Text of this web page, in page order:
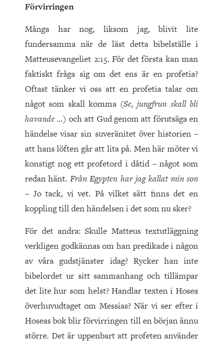
Förvirringen
Många har nog, liksom jag, blivit lite
fundersamma när de läst detta bibelställe i
Matteusevangeliet 2:15. För det första kan man
faktiskt fråga sig om det ens är en profetia?
Oftast tänker vi oss att en profetia talar om
något som skall komma (Se, jungfrun skall bli
havande …) och att Gud genom att förutsäga en
händelse visar sin suveränitet över historien –
att hans löften går att lita på. Men här möter vi
konstigt nog ett profetord i dåtid – något som
redan hänt. Från Egypten har jag kallat min son
– Jo tack, vi vet. På vilket sätt finns det en
koppling till den händelsen i det som nu sker?
För det andra: Skulle Matteus textutläggning
verkligen godkännas om han predikade i någon
av våra gudstjänster idag? Rycker han inte
bibelordet ur sitt sammanhang och tillämpar
det lite hur som helst? Handlar texten i Hosea
överhuvudtaget om Messias? När vi ser efter i
Hoseas bok blir förvirringen till en början ännu
större. Det är uppenbart att profeten använder